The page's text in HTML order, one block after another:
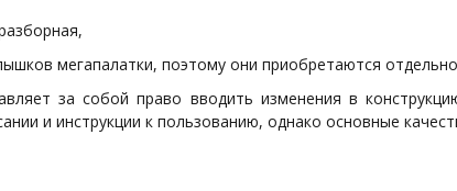
мегапалатки, поэтому они приобретаются
за собой право вводить изменения в
и инструкции к пользованию, однако основные